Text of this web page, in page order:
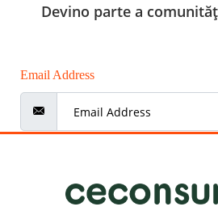
Devino parte a
Email Address